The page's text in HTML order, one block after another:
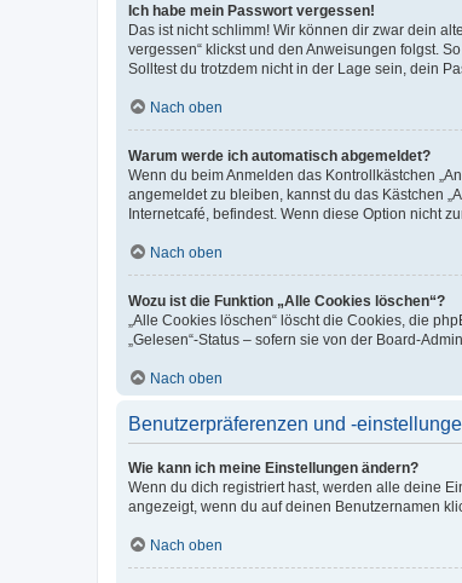
Ich habe mein Passwort vergessen!
Das ist nicht schlimm! Wir können dir zwar dein
vergessen“ klickst und den Anweisungen folgst.
Solltest du trotzdem nicht in der Lage sein, dein
Nach oben
Warum werde ich automatisch abgemeldet?
Wenn du beim Anmelden das Kontrollkästchen
angemeldet zu bleiben, kannst du das Kästchen
Internetcafé, befindest. Wenn diese Option nicht
Nach oben
Wozu ist die Funktion „Alle Cookies löschen“?
„Alle Cookies löschen“ löscht die Cookies, die
„Gelesen“-Status – sofern sie von der Board-
Nach oben
Benutzerpräferenzen und -
Wie kann ich meine Einstellungen ändern?
Wenn du dich registriert hast, werden alle deine
angezeigt, wenn du auf deinen Benutzernamen
Nach oben